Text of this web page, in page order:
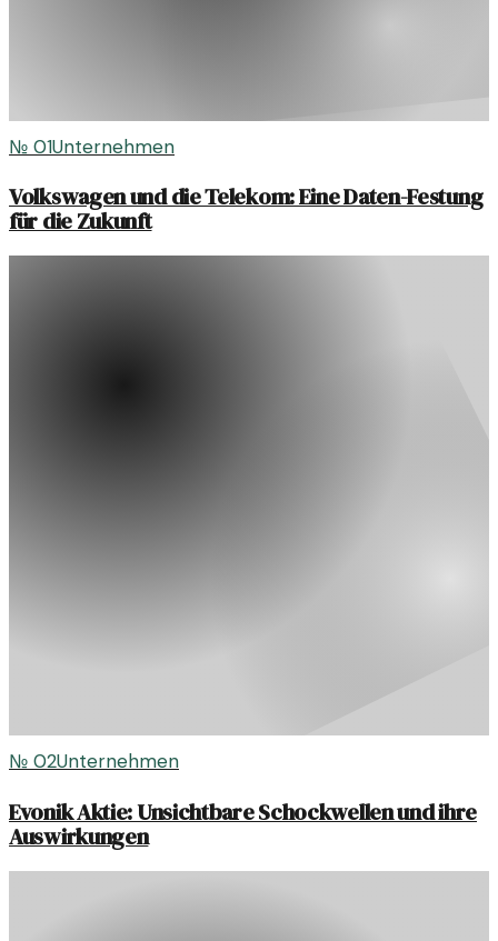
№ 01Unternehmen
Volkswagen und die Telekom: Eine Daten-Festung
für die Zukunft
№ 02Unternehmen
Evonik Aktie: Unsichtbare Schockwellen und ihre
Auswirkungen